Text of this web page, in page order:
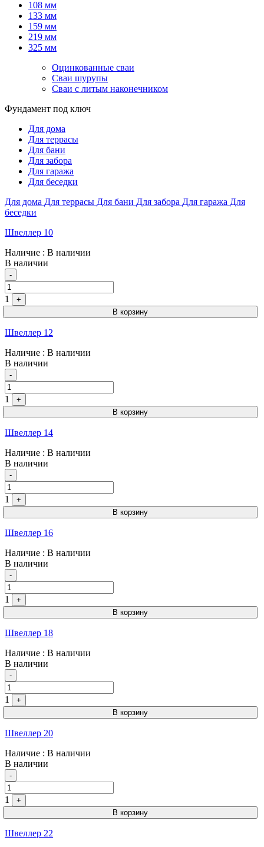
108 мм
133 мм
159 мм
219 мм
325 мм
Оцинкованные сваи
Сваи шурупы
Сваи с литым наконечником
Фундамент под ключ
Для дома
Для террасы
Для бани
Для забора
Для гаража
Для беседки
Для дома Для террасы Для бани Для забора Для гаража Для
беседки
Швеллер 10
Наличие : В наличии
В наличии
Quantity
-
1
+
В корзину
Швеллер 12
Наличие : В наличии
В наличии
Quantity
-
1
+
В корзину
Швеллер 14
Наличие : В наличии
В наличии
Quantity
-
1
+
В корзину
Швеллер 16
Наличие : В наличии
В наличии
Quantity
-
1
+
В корзину
Швеллер 18
Наличие : В наличии
В наличии
Quantity
-
1
+
В корзину
Швеллер 20
Наличие : В наличии
В наличии
Quantity
-
1
+
В корзину
Швеллер 22